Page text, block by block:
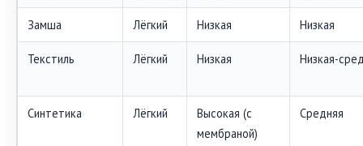
Замша Лёгкий Низкая Низкая
Текстиль Лёгкий Низкая Низкая-
Синтетика Лёгкий
Высокая (с
мембраной)
Средняя